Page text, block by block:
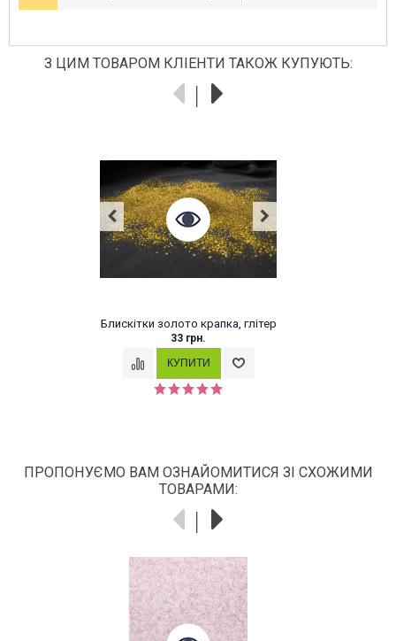
З ЦИМ ТОВАРОМ КЛІЕНТИ ТАКОЖ КУПУЮТЬ:
ПРОПОНУЄМО ВАМ ОЗНАЙОМИТИСЯ ЗІ СХОЖИМИ
ТОВАРАМИ: